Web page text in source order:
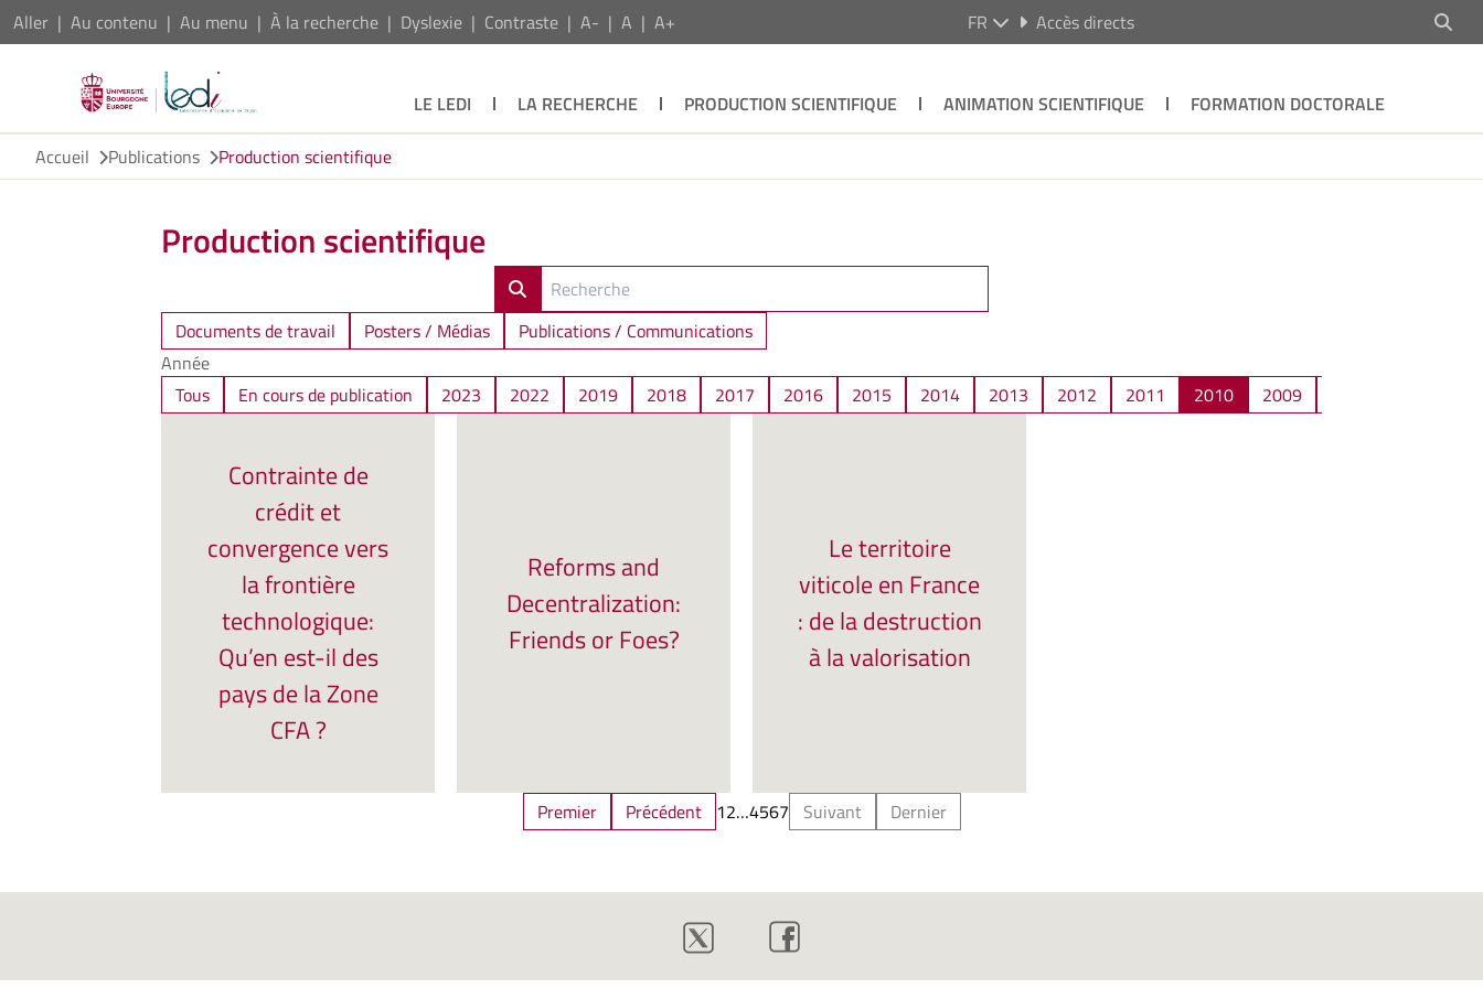
Aller Au contenu Au menu À la recherche Dyslexie Contraste A- A A+ FR Accès directs
LE LEDI LA RECHERCHE PRODUCTION SCIENTIFIQUE ANIMATION SCIENTIFIQUE
FORMATION DOCTORALE
Accueil
Publications Production scientifique
Production scientifique
Documents de travail Posters / Médias
Publications / Communications
Année
Tous
En cours de publication 2023 2022 2019 2018 2017 2016 2015 2014 2013 2012 2011 2010 2009
Contrainte de
crédit et
convergence vers
la frontière
technologique:
Qu’en est-il des
pays de la Zone
CFA ?
Reforms and
Decentralization:
Friends or Foes?
Le territoire
viticole en France
: de la destruction
à la valorisation
Premier Précédent 12…4567 Suivant Dernier